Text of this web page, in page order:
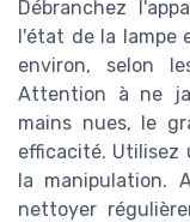
Débranchez
l'état de la lampe
environ, selon
Attention à ne
mains nues, le
efficacité. Utilisez
la manipulation.
nettoyer